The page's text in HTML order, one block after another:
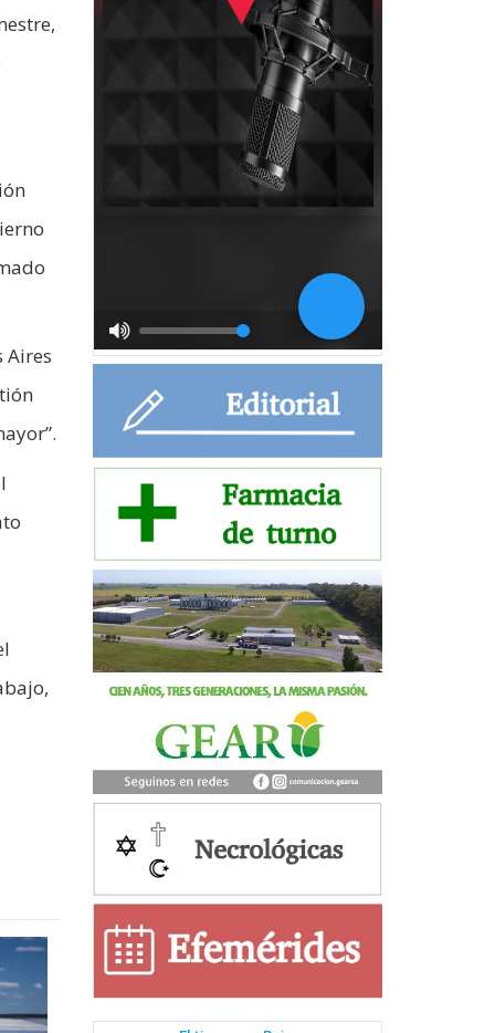
Aires